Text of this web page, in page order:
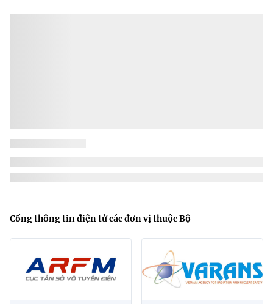
Cổng thông tin điện tử các đơn vị thuộc Bộ